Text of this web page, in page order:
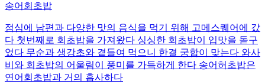
송어회초밥
점심에 남편과 다양한 맛의 음식을 먹기 위해 고메스퀘어에 갔
다 첫번째로 회초밥을 가져왔다 싱싱한 회초밥이 입맛을 돋구
었다 무순과 생강초와 곁들여 먹으니 한결 궁합이 맞는다 와사
비와 회초밥의 어울림이 풍미를 가득하게 한다 송어허초밥은
연어회초밥과 거의 흡사하다